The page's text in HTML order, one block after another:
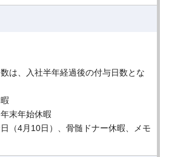
は、入社半年経過後の付与日数とな
末年始休暇
（4月10日）、骨髄ドナー休暇、メモ